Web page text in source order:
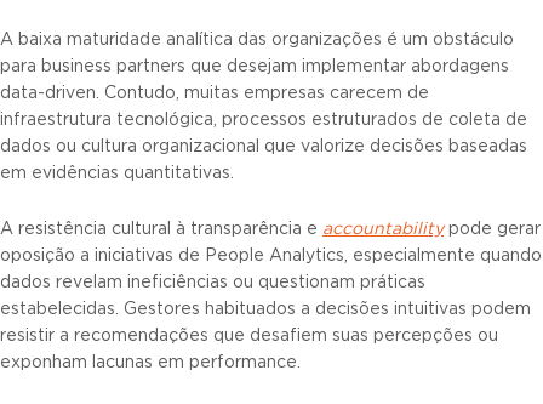
A baixa maturidade analítica das organizações é um obstáculo
para business partners que desejam implementar abordagens
data-driven. Contudo, muitas empresas carecem de
infraestrutura tecnológica, processos estruturados de coleta de
dados ou cultura organizacional que valorize decisões baseadas
em evidências quantitativas.
A resistência cultural à transparência e accountabilitypode gerar
oposição a iniciativas de People Analytics, especialmente quando
dados revelam ineficiências ou questionam práticas
estabelecidas. Gestores habituados a decisões intuitivas podem
resistir a recomendações que desafiem suas percepções ou
exponham lacunas em performance.